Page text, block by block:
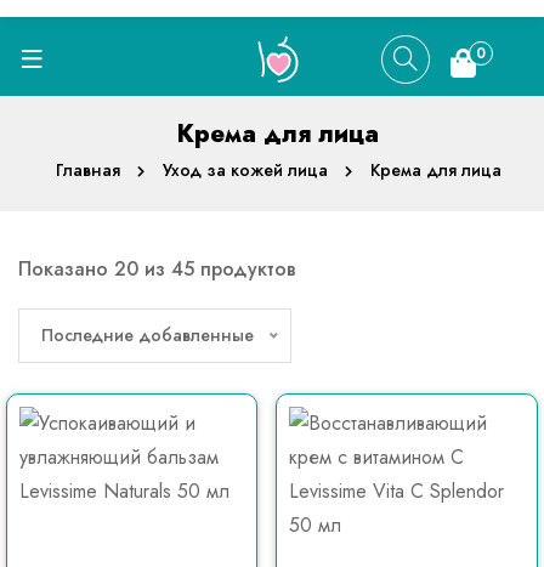
0
Крема для лица
Главная Уход за кожей лица Крема для лица
Показано 20 из 45 продуктов
Последние добавленные